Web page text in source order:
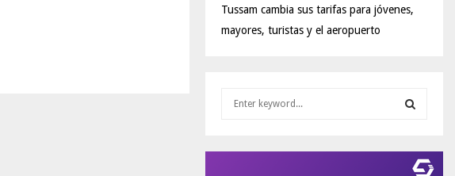
Tussam cambia sus tarifas para jóvenes,
mayores, turistas y el aeropuerto